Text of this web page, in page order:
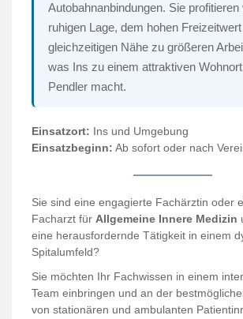
Autobahnanbindungen. Sie profitieren
ruhigen Lage, dem hohen
gleichzeitigen Nähe zu größeren
was Ins zu einem attraktiven
Pendler macht.
Einsatzort: Ins und Umgebung
Einsatzbeginn: Ab sofort oder nach
Sie sind eine engagierte Fachärztin oder
Facharzt für Allgemeine Innere Medizin
eine herausfordernde Tätigkeit in einem
Spitalumfeld?
Sie möchten Ihr Fachwissen in einem
Team einbringen und an der
von stationären und ambulanten